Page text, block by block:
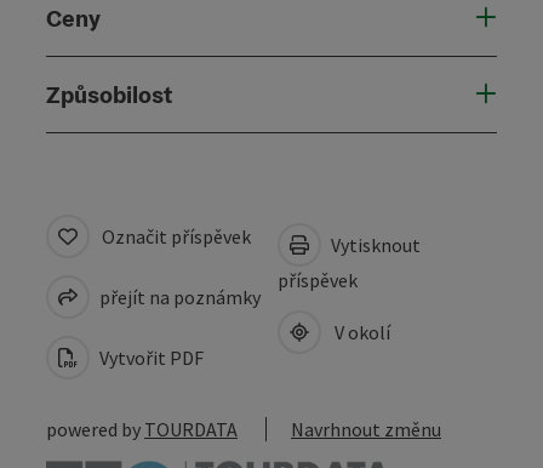
Ceny
Způsobilost
Označit příspěvek
přejít na poznámky
Vytvořit PDF
Vytisknout
příspěvek
V okolí
powered by TOURDATA Navrhnout změnu